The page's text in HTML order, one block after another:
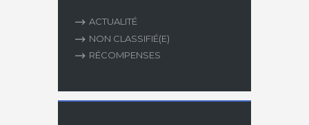
ACTUALITÉ
NON CLASSIFIÉ(E)
RÉCOMPENSES